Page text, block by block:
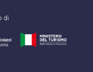
di